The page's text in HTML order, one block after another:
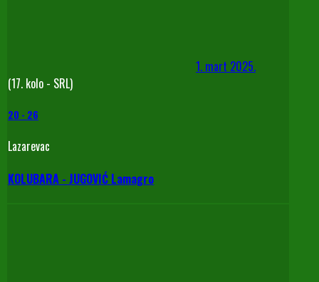
1. mart 2025.
(17. kolo - SRL)
20 - 26
Lazarevac
KOLUBARA - JUGOVIĆ Lamagro